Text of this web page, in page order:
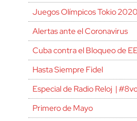
Juegos Olímpicos Tokio 2020
Alertas ante el Coronavirus
Cuba contra el Bloqueo de
Hasta Siempre Fidel
Especial de Radio Reloj |
Primero de Mayo